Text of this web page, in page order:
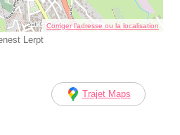
Corriger l’adresse ou la localisation
Lerpt
Trajet Maps